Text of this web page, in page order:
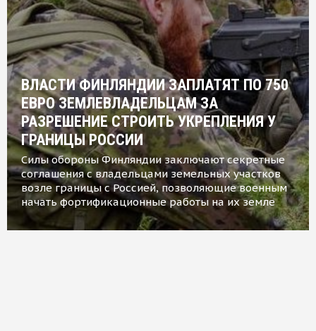
ВЛАСТИ ФИНЛЯНДИИ ЗАПЛАТЯТ ПО 750
ЕВРО ЗЕМЛЕВЛАДЕЛЬЦАМ ЗА
РАЗРЕШЕНИЕ СТРОИТЬ УКРЕПЛЕНИЯ У
ГРАНИЦЫ РОССИИ
Силы обороны Финляндии заключают секретные
соглашения с владельцами земельных участков
возле границы с Россией, позволяющие военным
начать фортификационные работы на их земле